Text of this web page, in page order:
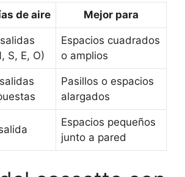
de aire Mejor para
S, E, O)
Espacios cuadrados
o amplios
Pasillos o espacios
alargados
Espacios pequeños
junto a pared